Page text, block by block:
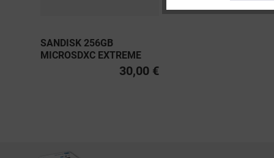
SANDISK 256GB
MICROSDXC EXTREME
PRO UHS-I U3, CLASS 10
30,00 €
Service